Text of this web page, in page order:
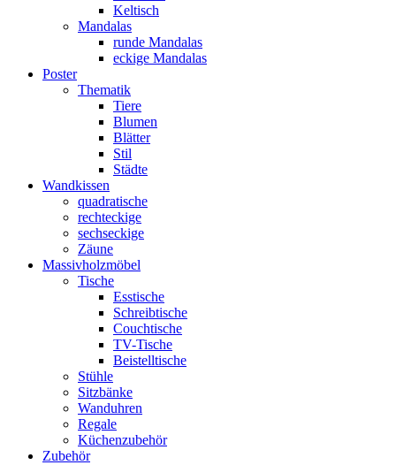
Keltisch
Mandalas
runde Mandalas
eckige Mandalas
Poster
Thematik
Tiere
Blumen
Blätter
Stil
Städte
Wandkissen
quadratische
rechteckige
sechseckige
Zäune
Massivholzmöbel
Tische
Esstische
Schreibtische
Couchtische
TV-Tische
Beistelltische
Stühle
Sitzbänke
Wanduhren
Regale
Küchenzubehör
Zubehör